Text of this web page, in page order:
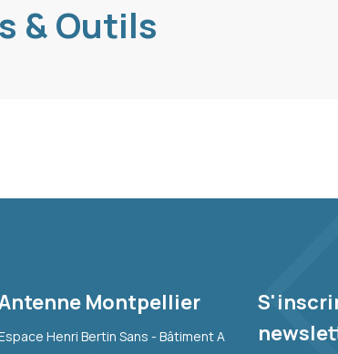
& Outils
Montpellier
Henri Bertin Sans - Bâtiment A